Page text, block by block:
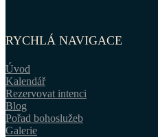
RYCHLÁ NAVIGACE
Úvod
Kalendář
Rezervovat intenci
Blog
Pořad bohoslužeb
Galerie